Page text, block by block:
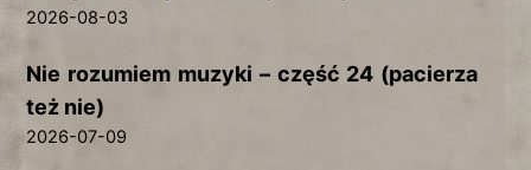
2026-08-03
Nie rozumiem muzyki – część 24 (pacierza
też nie)
2026-07-09